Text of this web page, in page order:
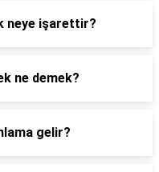
neye işarettir?
ne demek?
gelir?